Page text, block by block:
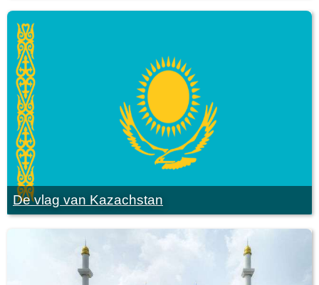
De vlag van Kazachstan